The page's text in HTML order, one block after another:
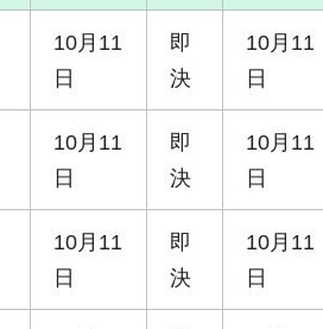
10月11
日
即
決
10月11
日
10月11
日
即
決
10月11
日
10月11
日
即
決
10月11
日